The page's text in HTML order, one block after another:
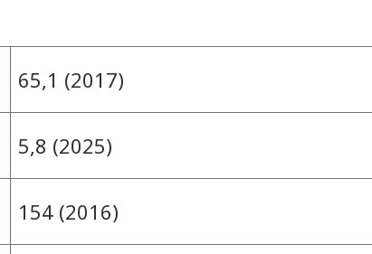
65,1 (2017)
5,8 (2025)
154 (2016)